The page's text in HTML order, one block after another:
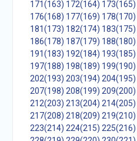
171(163) 172(164) 173(165)
176(168) 177(169) 178(170)
181(173) 182(174) 183(175)
186(178) 187(179) 188(180)
191(183) 192(184) 193(185)
197(188) 198(189) 199(190)
202(193) 203(194) 204(195)
207(198) 208(199) 209(200)
212(203) 213(204) 214(205)
217(208) 218(209) 219(210)
223(214) 224(215) 225(216)